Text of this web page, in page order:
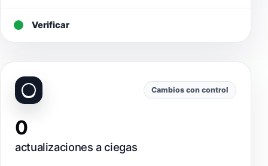
Verificar
Cambios con control
0
actualizaciones a ciegas